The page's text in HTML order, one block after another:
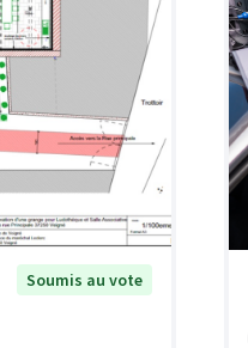
Soumis au vote